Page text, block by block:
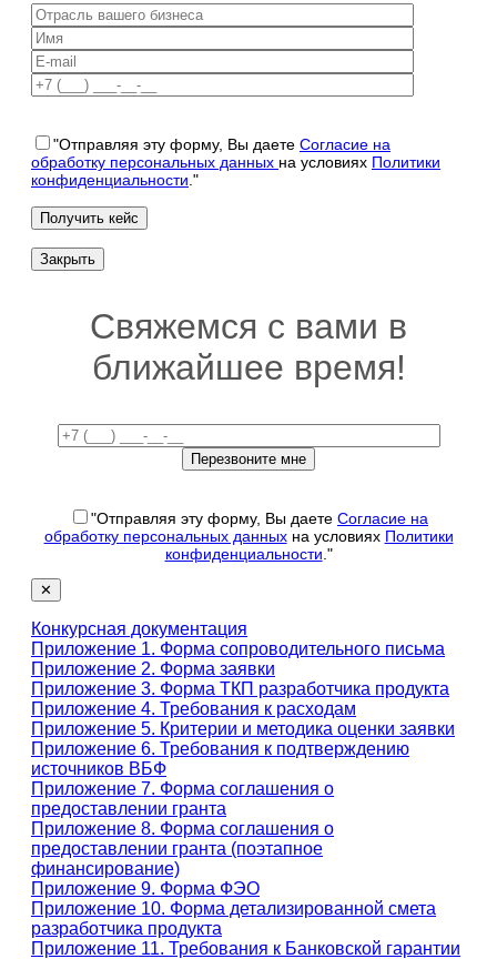
"Отправляя эту форму, Вы даете Согласие на
обработку персональных данных на условиях Политики
конфиденциальности ."
Закрыть
Свяжемся с вами в
ближайшее время!
"Отправляя эту форму, Вы даете Согласие на
обработку персональных данныхна условиях Политики
конфиденциальности ."
✕
Конкурсная документация
Приложение 1. Форма сопроводительного письма
Приложение 2. Форма заявки
Приложение 3. Форма ТКП разработчика продукта
Приложение 4. Требования к расходам
Приложение 5. Критерии и методика оценки заявки
Приложение 6. Требования к подтверждению
источников ВБФ
Приложение 7. Форма соглашения о
предоставлении гранта
Приложение 8. Форма соглашения о
предоставлении гранта (поэтапное
финансирование)
Приложение 9. Форма ФЭО
Приложение 10. Форма детализированной смета
разработчика продукта
Приложение 11. Требования к Банковской гарантии